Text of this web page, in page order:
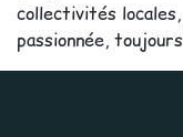
collectivités locales,
passionnée,